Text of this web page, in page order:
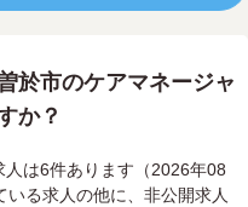
於市のケアマネージャ
か？
は6件あります（2026年08
る求人の他に、非公開求人